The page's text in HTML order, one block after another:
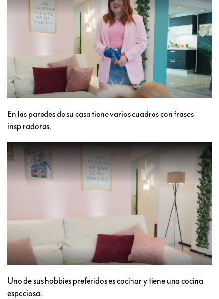
En las paredes de su casa tiene varios cuadros con frases
inspiradoras.
Uno de sus hobbies preferidos es cocinar y tiene una cocina
espaciosa.